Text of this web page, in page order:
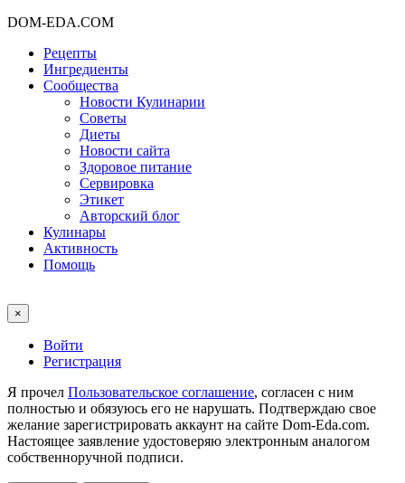
DOM-EDA.COM
Рецепты
Ингредиенты
Сообщества
Новости Кулинарии
Советы
Диеты
Новости сайта
Здоровое питание
Сервировка
Этикет
Авторский блог
Кулинары
Активность
Помощь
×
Войти
Регистрация
Я прочел Пользовательское соглашение, согласен с ним
полностью и обязуюсь его не нарушать. Подтверждаю свое
желание зарегистрировать аккаунт на сайте Dom-Eda.com.
Настоящее заявление удостоверяю электронным аналогом
собственноручной подписи.